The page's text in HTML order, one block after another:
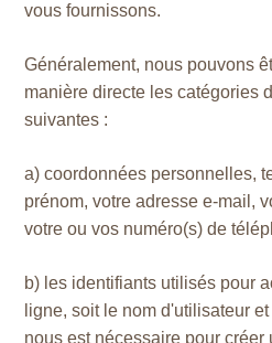
vous fournissons.
Généralement, nous pouvons
manière directe les catégories
suivantes :
a) coordonnées personnelles,
prénom, votre adresse e-mail,
votre ou vos numéro(s) de
b) les identifiants utilisés pour
ligne, soit le nom d'utilisateur
nous est nécessaire pour créer